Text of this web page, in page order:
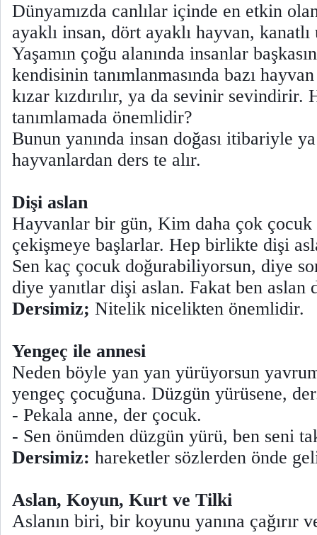
Dünyamızda canlılar içinde en etkin
ayaklı insan, dört ayaklı hayvan, kanatlı
Yaşamın çoğu alanında insanlar
kendisinin tanımlanmasında bazı
kızar kızdırılır, ya da sevinir sevindirir.
tanımlamada önemlidir?
Bunun yanında insan doğası itibariyle
hayvanlardan ders te alır.
Dişi aslan
Hayvanlar bir gün, Kim daha çok
çekişmeye başlarlar. Hep birlikte dişi
Sen kaç çocuk doğurabiliyorsun, diye
diye yanıtlar dişi aslan. Fakat ben aslan
Dersimiz; Nitelik nicelikten önemlidir.
Yengeç ile annesi
Neden böyle yan yan yürüyorsun
yengeç çocuğuna. Düzgün yürüsene,
- Pekala anne, der çocuk.
- Sen önümden düzgün yürü, ben seni
Dersimiz: hareketler sözlerden önde
Aslan, Koyun, Kurt ve Tilki
Aslanın biri, bir koyunu yanına çağırır